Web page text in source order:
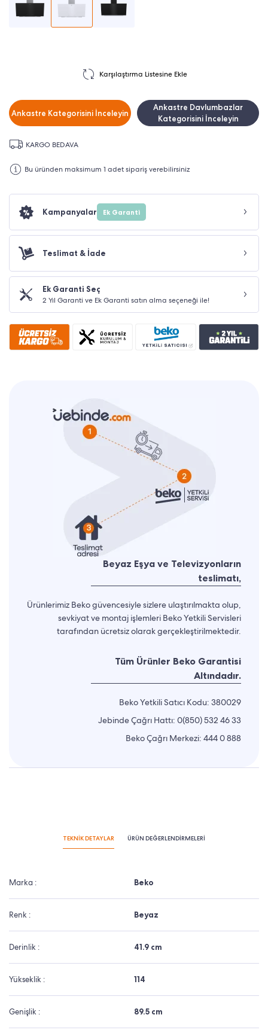
Karşılaştırma Listesine Ekle
Ankastre Kategorisini İnceleyin
Ankastre Davlumbazlar
Kategorisini İnceleyin
KARGO BEDAVA
Bu üründen maksimum 1 adet sipariş verebilirsiniz
Kampanyalar Ek Garanti
Teslimat & İade
Ek Garanti Seç
2 Yıl Garanti ve Ek Garanti satın alma seçeneği ile!
Beyaz Eşya ve Televizyonların
teslimatı,
Ürünlerimiz Beko güvencesiyle sizlere ulaştırılmakta olup,
sevkiyat ve montaj işlemleri Beko Yetkili Servisleri
tarafından ücretsiz olarak gerçekleştirilmektedir.
Tüm Ürünler Beko Garantisi
Altındadır.
Beko Yetkili Satıcı Kodu: 380029
Jebinde Çağrı Hattı: 0(850) 532 46 33
Beko Çağrı Merkezi: 444 0 888
TEKNİK DETAYLAR ÜRÜN DEĞERLENDİRMELERİ
Marka : Beko
Renk : Beyaz
Derinlik : 41.9 cm
Yükseklik : 114
Genişlik : 89.5 cm